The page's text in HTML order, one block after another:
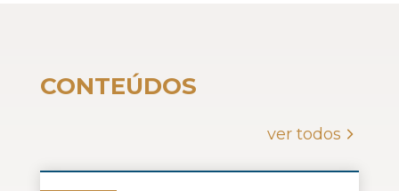
CONTEÚDOS
ver todos